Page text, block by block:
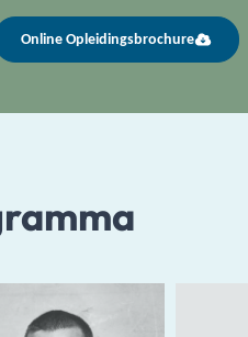
Online Opleidingsbrochure